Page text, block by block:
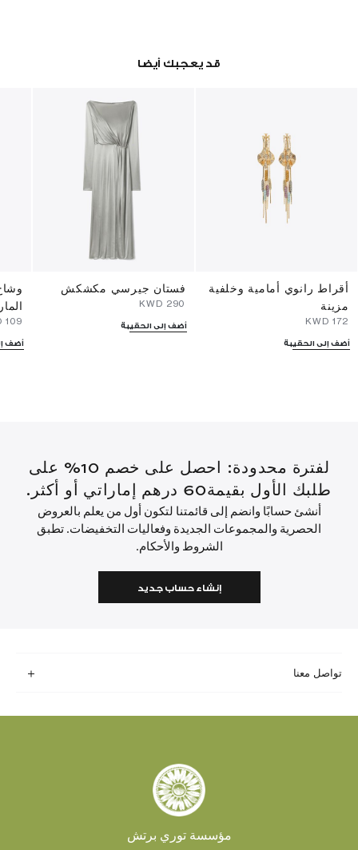
قد يعجبك أيضا
أقراط رانوي أمامية وخلفية
مزينة
أضف إلى الحقيبة
فستان جيرسي مكشكش
أضف إلى الحقيبة
أضف
لفترة محدودة: احصل على خصم 10% على
طلبك الأول بقيمة60 درهم إماراتي أو أكثر.
أنشئ حسابًا وانضم إلى قائمتنا لتكون أول من يعلم بالعروض
الحصرية والمجموعات الجديدة وفعاليات التخفيضات. تطبق
الشروط والأحكام.
إنشاء حساب جديد
تواصل معنا
مؤسسة توري برتش